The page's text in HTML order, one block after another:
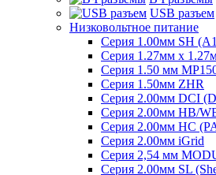
USB разъем
Низковольтное питание
Серия 1.00мм SH
Серия 1.27мм x
Серия 1.50 мм
Серия 1.50мм ZHR
Серия 2.00мм DCI
Серия 2.00мм HB/
Серия 2.00мм HC
Серия 2.00мм iGrid
Серия 2,54 мм
Серия 2.00мм SL